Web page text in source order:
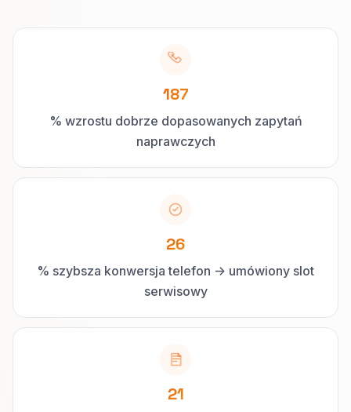
187
% wzrostu dobrze dopasowanych zapytań
naprawczych
26
% szybsza konwersja telefon -> umówiony slot
serwisowy
21